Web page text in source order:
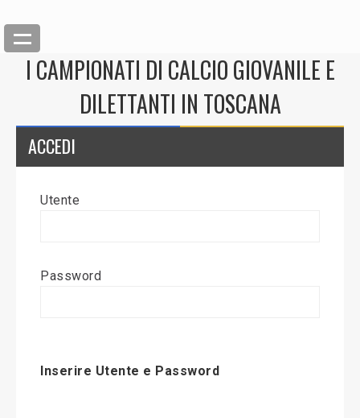
Back
Modifica News
I CAMPIONATI DI CALCIO GIOVANILE E
DILETTANTI IN TOSCANA
ACCEDI
Utente
Password
Inserire Utente e Password